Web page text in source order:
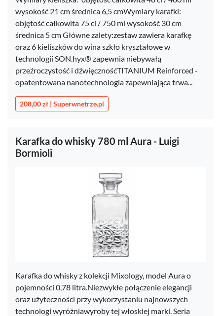
wysokość 21 cm średnica 6,5 cmWymiary karafki:
objętość całkowita 75 cl / 750 ml wysokość 30 cm
średnica 5 cm Główne zalety:zestaw zawiera karafkę
oraz 6 kieliszków do wina szkło kryształowe w
technologii SON.hyx® zapewnia niebywałą
przeźroczystość i dźwięcznośćTITANIUM Reinforced -
opatentowana nanotechnologia zapewniająca trwa...
208,00 zł | Superwnetrze.pl
Karafka do whisky 780 ml Aura - Luigi
Bormioli
Karafka do whisky z kolekcji Mixology, model Aura o
pojemności 0,78 litra.Niezwykłe połączenie elegancji
oraz użyteczności przy wykorzystaniu najnowszych
technologi wyróżniawyroby tej włoskiej marki. Seria